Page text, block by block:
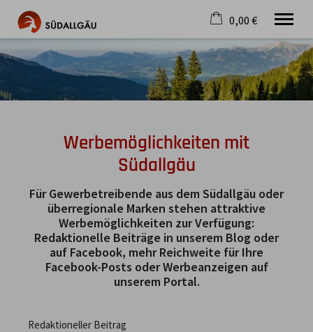
Die schönste Seite im Allgäu
Aktuell
Gastronomie
Tipps
0,00 €
×
Warenkorb ist leer
Werbemöglichkeiten mit
Südallgäu
Für Gewerbetreibende aus dem Südallgäu oder
überregionale Marken stehen attraktive
Werbemöglichkeiten zur Verfügung:
Redaktionelle Beiträge in unserem Blog oder
auf Facebook, mehr Reichweite für Ihre
Facebook-Posts oder Werbeanzeigen auf
unserem Portal.
Redaktioneller Beitrag